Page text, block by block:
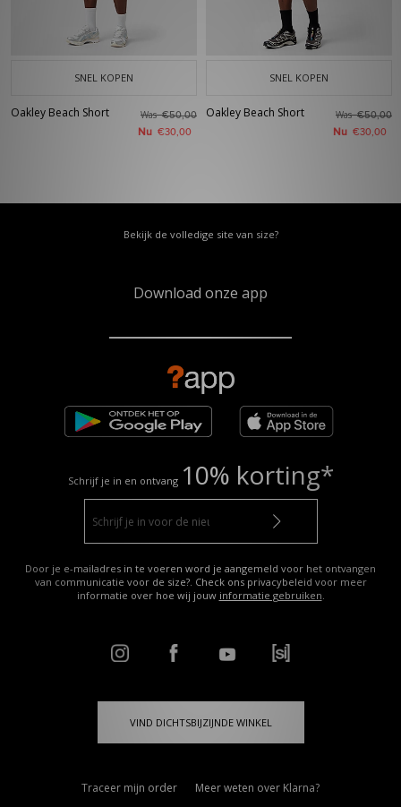
SNEL KOPEN
Oakley Beach Short Was€50,00
Nu €30,00
SNEL KOPEN
Oakley Beach Short Was€50,00
Nu €30,00
Bekijk de volledige site van size?
Download onze app
Schrijf je in en ontvang 10% korting*
Door je e-mailadres in te voeren word je aangemeld voor het ontvangen
van communicatie voor de size?. Check ons privacybeleid voor meer
informatie over hoe wij jouw informatie gebruiken.
VIND DICHTSBIJZIJNDE WINKEL
Traceer mijn order
Meer weten over Klarna?